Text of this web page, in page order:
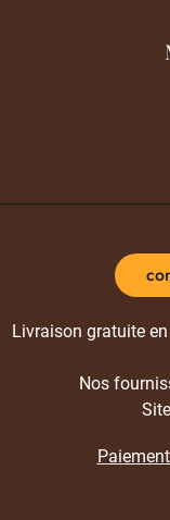
Livraison gratuite en
Nos